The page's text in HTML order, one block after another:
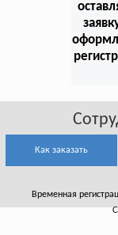
Как заказать
Временная